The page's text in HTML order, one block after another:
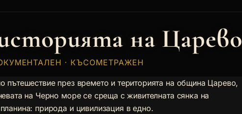
на Царево
· КЪСОМЕТРАЖЕН
пътешествие през времето и територията на община Царево,
на Черно море се среща с живителната сянка на
природа и цивилизация в едно.